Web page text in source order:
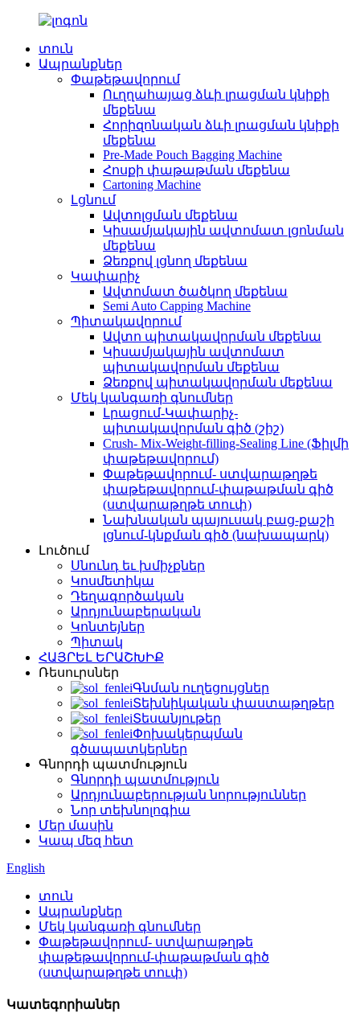
տուն
Ապրանքներ
Փաթեթավորում
Ուղղահայաց ձևի լրացման կնիքի
մեքենա
Հորիզոնական ձևի լրացման կնիքի
մեքենա
Pre-Made Pouch Bagging Machine
Հոսքի փաթաթման մեքենա
Cartoning Machine
Լցնում
Ավտոլցման մեքենա
Կիսամյակային ավտոմատ լցոնման
մեքենա
Ձեռքով լցնող մեքենա
Կափարիչ
Ավտոմատ ծածկող մեքենա
Semi Auto Capping Machine
Պիտակավորում
Ավտո պիտակավորման մեքենա
Կիսամյակային ավտոմատ
պիտակավորման մեքենա
Ձեռքով պիտակավորման մեքենա
Մեկ կանգառի գնումներ
Լրացում-Կափարիչ-
պիտակավորման գիծ (շիշ)
Crush- Mix-Weight-filling-Sealing Line (Ֆիլմի
փաթեթավորում)
Փաթեթավորում- ստվարաթղթե
փաթեթավորում-փաթաթման գիծ
(ստվարաթղթե տուփ)
Նախնական պայուսակ բաց-քաշի
լցնում-կնքման գիծ (նախապարկ)
Լուծում
Սնունդ եւ խմիչքներ
Կոսմետիկա
Դեղագործական
Արդյունաբերական
Կոնտեյներ
Պիտակ
ՀԱՅՐԵԼ ԵՐԱՇԽԻՔ
Ռեսուրսներ
Գնման ուղեցույցներ
Տեխնիկական փաստաթղթեր
Տեսանյութեր
Փոխակերպման
գծապատկերներ
Գնորդի պատմություն
Գնորդի պատմություն
Արդյունաբերության նորություններ
Նոր տեխնոլոգիա
Մեր մասին
Կապ մեզ հետ
English
տուն
Ապրանքներ
Մեկ կանգառի գնումներ
Փաթեթավորում- ստվարաթղթե
փաթեթավորում-փաթաթման գիծ
(ստվարաթղթե տուփ)
Կատեգորիաներ